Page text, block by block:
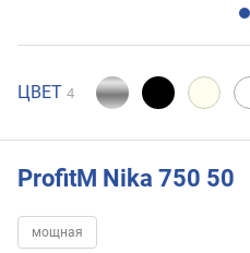
ЦВЕТ 4
ProfitM Nika 750 50
мощная